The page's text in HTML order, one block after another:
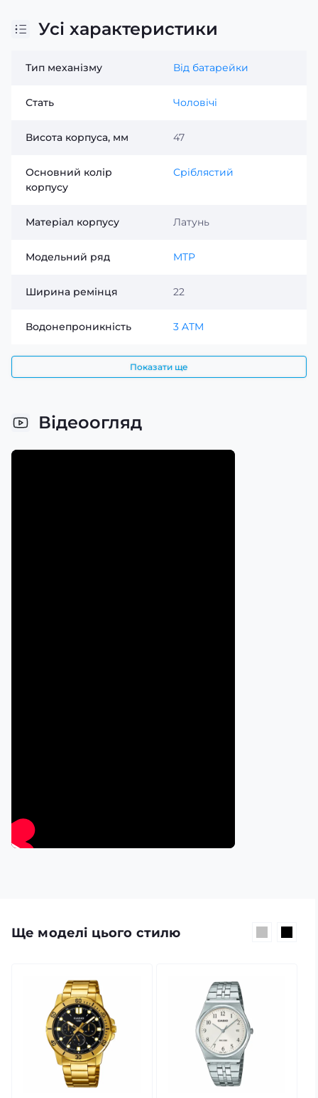
Усі характеристики
Тип механізму Від батарейки
Стать Чоловічі
Висота корпуса, мм 47
Основний колір
корпусу
Сріблястий
Матеріал корпусу Латунь
Модельний ряд MTP
Ширина ремінця 22
Водонепроникність 3 ATM
Показати ще
Відеоогляд
Ще моделі цього стилю